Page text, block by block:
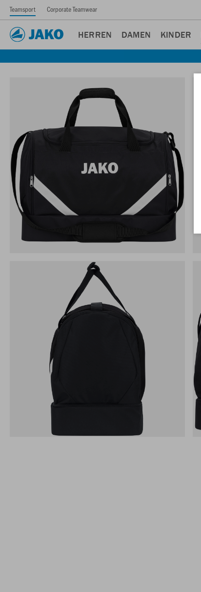
Teamsport Corporate Teamwear
HERREN DAMEN KINDER